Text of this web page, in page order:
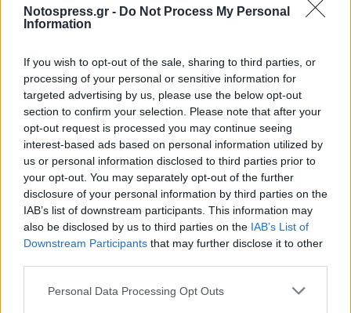
Notospress.gr - Do Not Process My Personal
Information
If you wish to opt-out of the sale, sharing to third parties, or
processing of your personal or sensitive information for
targeted advertising by us, please use the below opt-out
section to confirm your selection. Please note that after your
opt-out request is processed you may continue seeing
interest-based ads based on personal information utilized by
us or personal information disclosed to third parties prior to
your opt-out. You may separately opt-out of the further
disclosure of your personal information by third parties on the
IAB’s list of downstream participants. This information may
also be disclosed by us to third parties on the IAB’s List of
Downstream Participants that may further disclose it to other
Personal Data Processing Opt Outs
Σ.Π.Ο.Κ. «Ο Ευκλής»: Ταξίδι στα Καρπάθια και
νυχτερινή ανάβαση στον Ταΰγετο τον
Αύγουστο
27/07/2026 19:25